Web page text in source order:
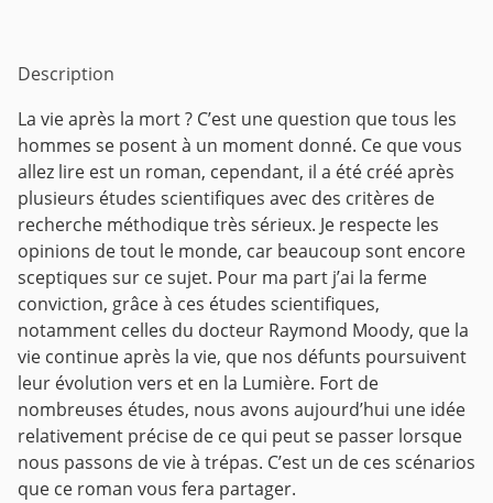
Description
La vie après la mort ? C’est une question que tous les
hommes se posent à un moment donné. Ce que vous
allez lire est un roman, cependant, il a été créé après
plusieurs études scientifiques avec des critères de
recherche méthodique très sérieux. Je respecte les
opinions de tout le monde, car beaucoup sont encore
sceptiques sur ce sujet. Pour ma part j’ai la ferme
conviction, grâce à ces études scientifiques,
notamment celles du docteur Raymond Moody, que la
vie continue après la vie, que nos défunts poursuivent
leur évolution vers et en la Lumière. Fort de
nombreuses études, nous avons aujourd’hui une idée
relativement précise de ce qui peut se passer lorsque
nous passons de vie à trépas. C’est un de ces scénarios
que ce roman vous fera partager.